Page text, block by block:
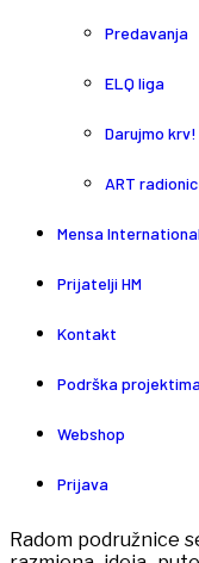
Predavanja
ELQ liga
Darujmo krv!
ART
Mensa
Prijatelji HM
Kontakt
Podrška projektima
Webshop
Prijava
Radom podružnice